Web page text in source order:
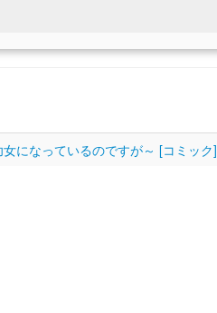
になっているのですが～ [コミック]